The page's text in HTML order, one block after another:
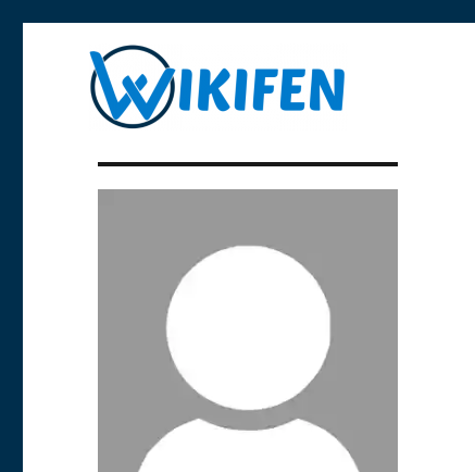
Wikifen